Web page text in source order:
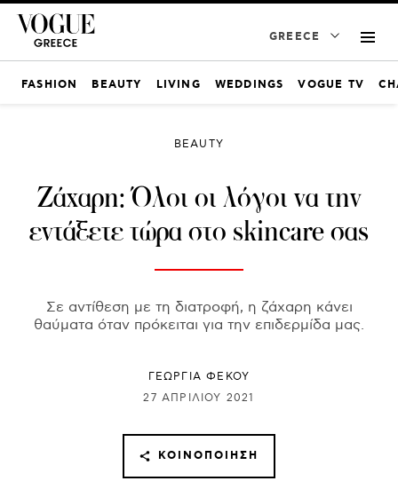
GREECE
FASHION BEAUTY LIVING WEDDINGS VOGUE TV
BEAUTY
Ζάχαρη: Όλοι οι λόγοι να την
εντάξετε τώρα στο skincare σας
Σε αντίθεση με τη διατροφή, η ζάχαρη κάνει
θαύματα όταν πρόκειται για την επιδερμίδα μας.
ΓΕΩΡΓΙΑ ΦΕΚΟΥ
27 ΑΠΡΙΛΊΟΥ 2021
ΚΟΙΝΟΠΟΊΗΣΗ